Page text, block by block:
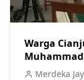
Warga
Gempa
Merdeka